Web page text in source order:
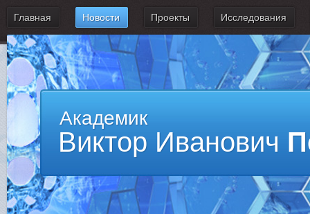
Главная Новости Проекты Исследования
Академик
Виктор Иванович